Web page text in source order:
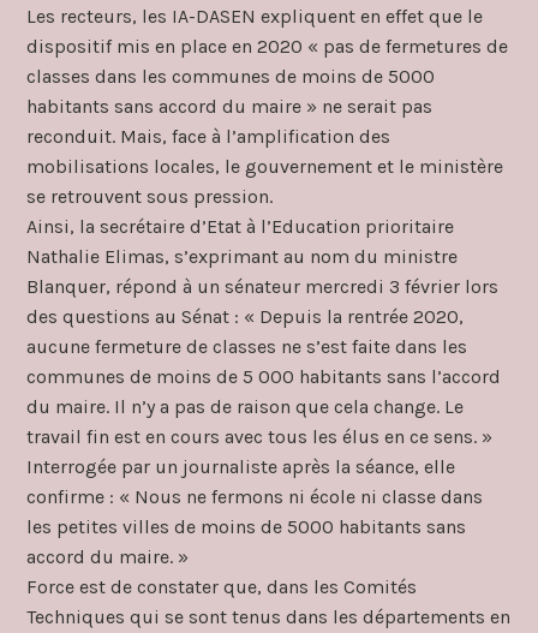
Les recteurs, les IA-DASEN expliquent en effet que le
dispositif mis en place en 2020 « pas de fermetures de
classes dans les communes de moins de 5000
habitants sans accord du maire » ne serait pas
reconduit. Mais, face à l’amplification des
mobilisations locales, le gouvernement et le ministère
se retrouvent sous pression.
Ainsi, la secrétaire d’Etat à l’Education prioritaire
Nathalie Elimas, s’exprimant au nom du ministre
Blanquer, répond à un sénateur mercredi 3 février lors
des questions au Sénat : « Depuis la rentrée 2020,
aucune fermeture de classes ne s’est faite dans les
communes de moins de 5 000 habitants sans l’accord
du maire. Il n’y a pas de raison que cela change. Le
travail fin est en cours avec tous les élus en ce sens. »
Interrogée par un journaliste après la séance, elle
confirme : « Nous ne fermons ni école ni classe dans
les petites villes de moins de 5000 habitants sans
accord du maire. »
Force est de constater que, dans les Comités
Techniques qui se sont tenus dans les départements en